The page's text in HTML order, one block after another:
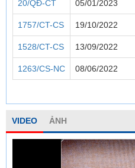
20/QĐ-CT 05/01/2023
1757/CT-CS 19/10/2022
1528/CT-CS 13/09/2022
1263/CS-NC 08/06/2022
VIDEO ẢNH